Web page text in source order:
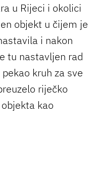
u Rijeci i okolici
objekt u čijem je
i nakon
tu nastavljen rad
kruh za sve
riječko
kao